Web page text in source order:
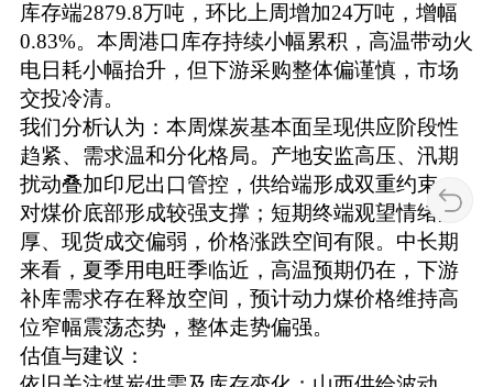
库存端2879.8万吨，环比上周增加24万吨，增幅
0.83%。本周港口库存持续小幅累积，高温带动火
电日耗小幅抬升，但下游采购整体偏谨慎，市场
交投冷清。
我们分析认为：本周煤炭基本面呈现供应阶段性
趋紧、需求温和分化格局。产地安监高压、汛期
扰动叠加印尼出口管控，供给端形成双重约束，
对煤价底部形成较强支撑；短期终端观望情绪浓
厚、现货成交偏弱，价格涨跌空间有限。中长期
来看，夏季用电旺季临近，高温预期仍在，下游
补库需求存在释放空间，预计动力煤价格维持高
位窄幅震荡态势，整体走势偏强。
估值与建议：